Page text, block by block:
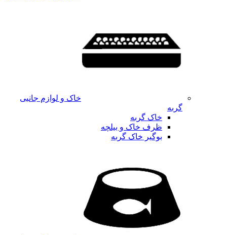
خاک و لوازم جانبی
گربه
خاک گربه
ظرف خاک و بیلچه
بوگیر خاک گربه